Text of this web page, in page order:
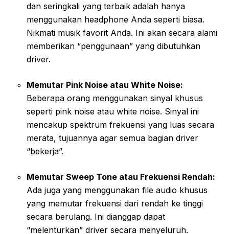
dan seringkali yang terbaik adalah hanya
menggunakan headphone Anda seperti biasa.
Nikmati musik favorit Anda. Ini akan secara alami
memberikan “penggunaan” yang dibutuhkan
driver.
Memutar Pink Noise atau White Noise:
Beberapa orang menggunakan sinyal khusus
seperti pink noise atau white noise. Sinyal ini
mencakup spektrum frekuensi yang luas secara
merata, tujuannya agar semua bagian driver
“bekerja”.
Memutar Sweep Tone atau Frekuensi Rendah:
Ada juga yang menggunakan file audio khusus
yang memutar frekuensi dari rendah ke tinggi
secara berulang. Ini dianggap dapat
“melenturkan” driver secara menyeluruh.